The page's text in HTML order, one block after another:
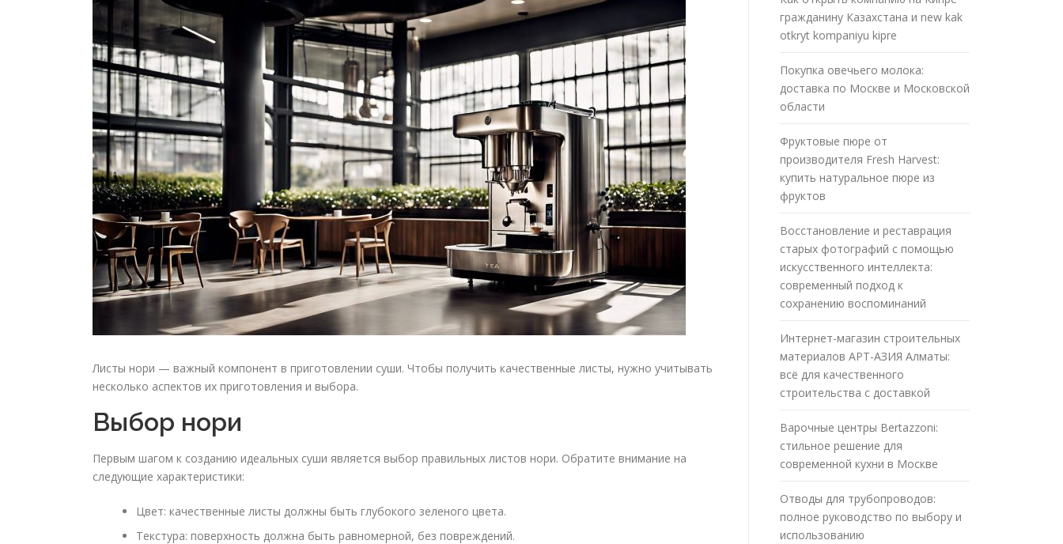
Листы нори — важный компонент в приготовлении суши. Чтобы получить качественные листы, нужно учитывать
несколько аспектов их приготовления и выбора.
Выбор нори
Первым шагом к созданию идеальных суши является выбор правильных листов нори. Обратите внимание на
следующие характеристики:
Цвет: качественные листы должны быть глубокого зеленого цвета.
Текстура: поверхность должна быть равномерной, без повреждений.
гражданину Казахстана и new kak
otkryt kompaniyu kipre
Покупка овечьего молока:
доставка по Москве и Московской
области
Фруктовые пюре от
производителя Fresh Harvest:
купить натуральное пюре из
фруктов
Восстановление и реставрация
старых фотографий с помощью
искусственного интеллекта:
современный подход к
сохранению воспоминаний
Интернет-магазин строительных
материалов АРТ-АЗИЯ Алматы:
всё для качественного
строительства с доставкой
Варочные центры Bertazzoni:
стильное решение для
современной кухни в Москве
Отводы для трубопроводов:
полное руководство по выбору и
использованию